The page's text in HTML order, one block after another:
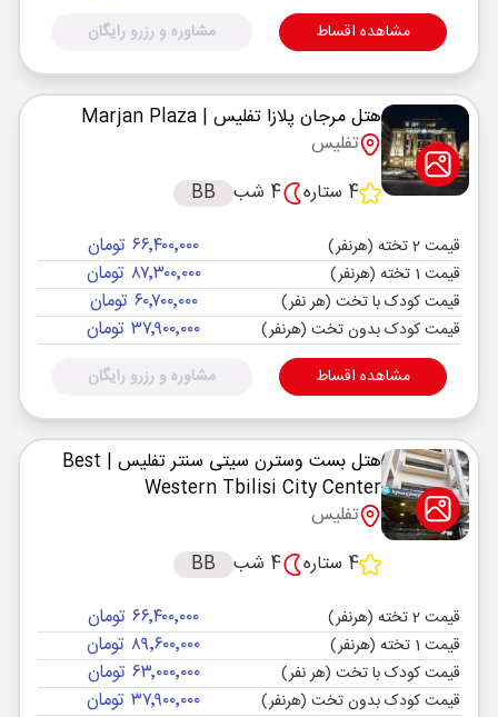
مشاهده اقساط مشاوره و رزرو رایگان
هتل مرجان پلازا تفلیس | Marjan Plaza
تفلیس
4 ستاره
4 شب BB
قیمت 2 تخته (هرنفر) ۶۶٬۴۰۰٬۰۰۰ تومان
قیمت 1 تخته (هرنفر) ۸۷٬۳۰۰٬۰۰۰ تومان
قیمت کودک با تخت (هر نفر) ۶۰٬۷۰۰٬۰۰۰ تومان
قیمت کودک بدون تخت (هرنفر) ۳۷٬۹۰۰٬۰۰۰ تومان
مشاهده اقساط مشاوره و رزرو رایگان
هتل بست وسترن سیتی سنتر تفلیس | Best
Western Tbilisi City Center
تفلیس
4 ستاره
4 شب BB
قیمت 2 تخته (هرنفر) ۶۶٬۴۰۰٬۰۰۰ تومان
قیمت 1 تخته (هرنفر) ۸۹٬۶۰۰٬۰۰۰ تومان
قیمت کودک با تخت (هر نفر) ۶۳٬۰۰۰٬۰۰۰ تومان
قیمت کودک بدون تخت (هرنفر) ۳۷٬۹۰۰٬۰۰۰ تومان